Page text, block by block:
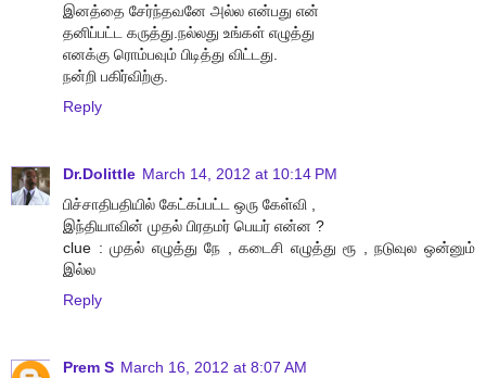
இனத்தை சேர்ந்தவனே அல்ல என்பது என்
தனிப்பட்ட கருத்து.நல்லது உங்கள் எழுத்து
எனக்கு ரொம்பவும் பிடித்து விட்டது.
நன்றி பகிர்விற்கு.
Reply
Dr.Dolittle March 14, 2012 at 10:14 PM
பிச்சாதிபதியில் கேட்கப்பட்ட ஒரு கேள்வி ,
இந்தியாவின் முதல் பிரதமர் பெயர் என்ன ?
clue : முதல் எழுத்து நே , கடைசி எழுத்து ரூ , நடுவுல ஒன்னும்
இல்ல
Reply
Prem S March 16, 2012 at 8:07 AM